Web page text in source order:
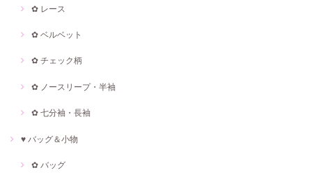
✿ レース
✿ ベルベット
✿ チェック柄
✿ ノースリープ・半袖
✿ 七分袖・長袖
♥ バッグ＆小物
✿ バッグ